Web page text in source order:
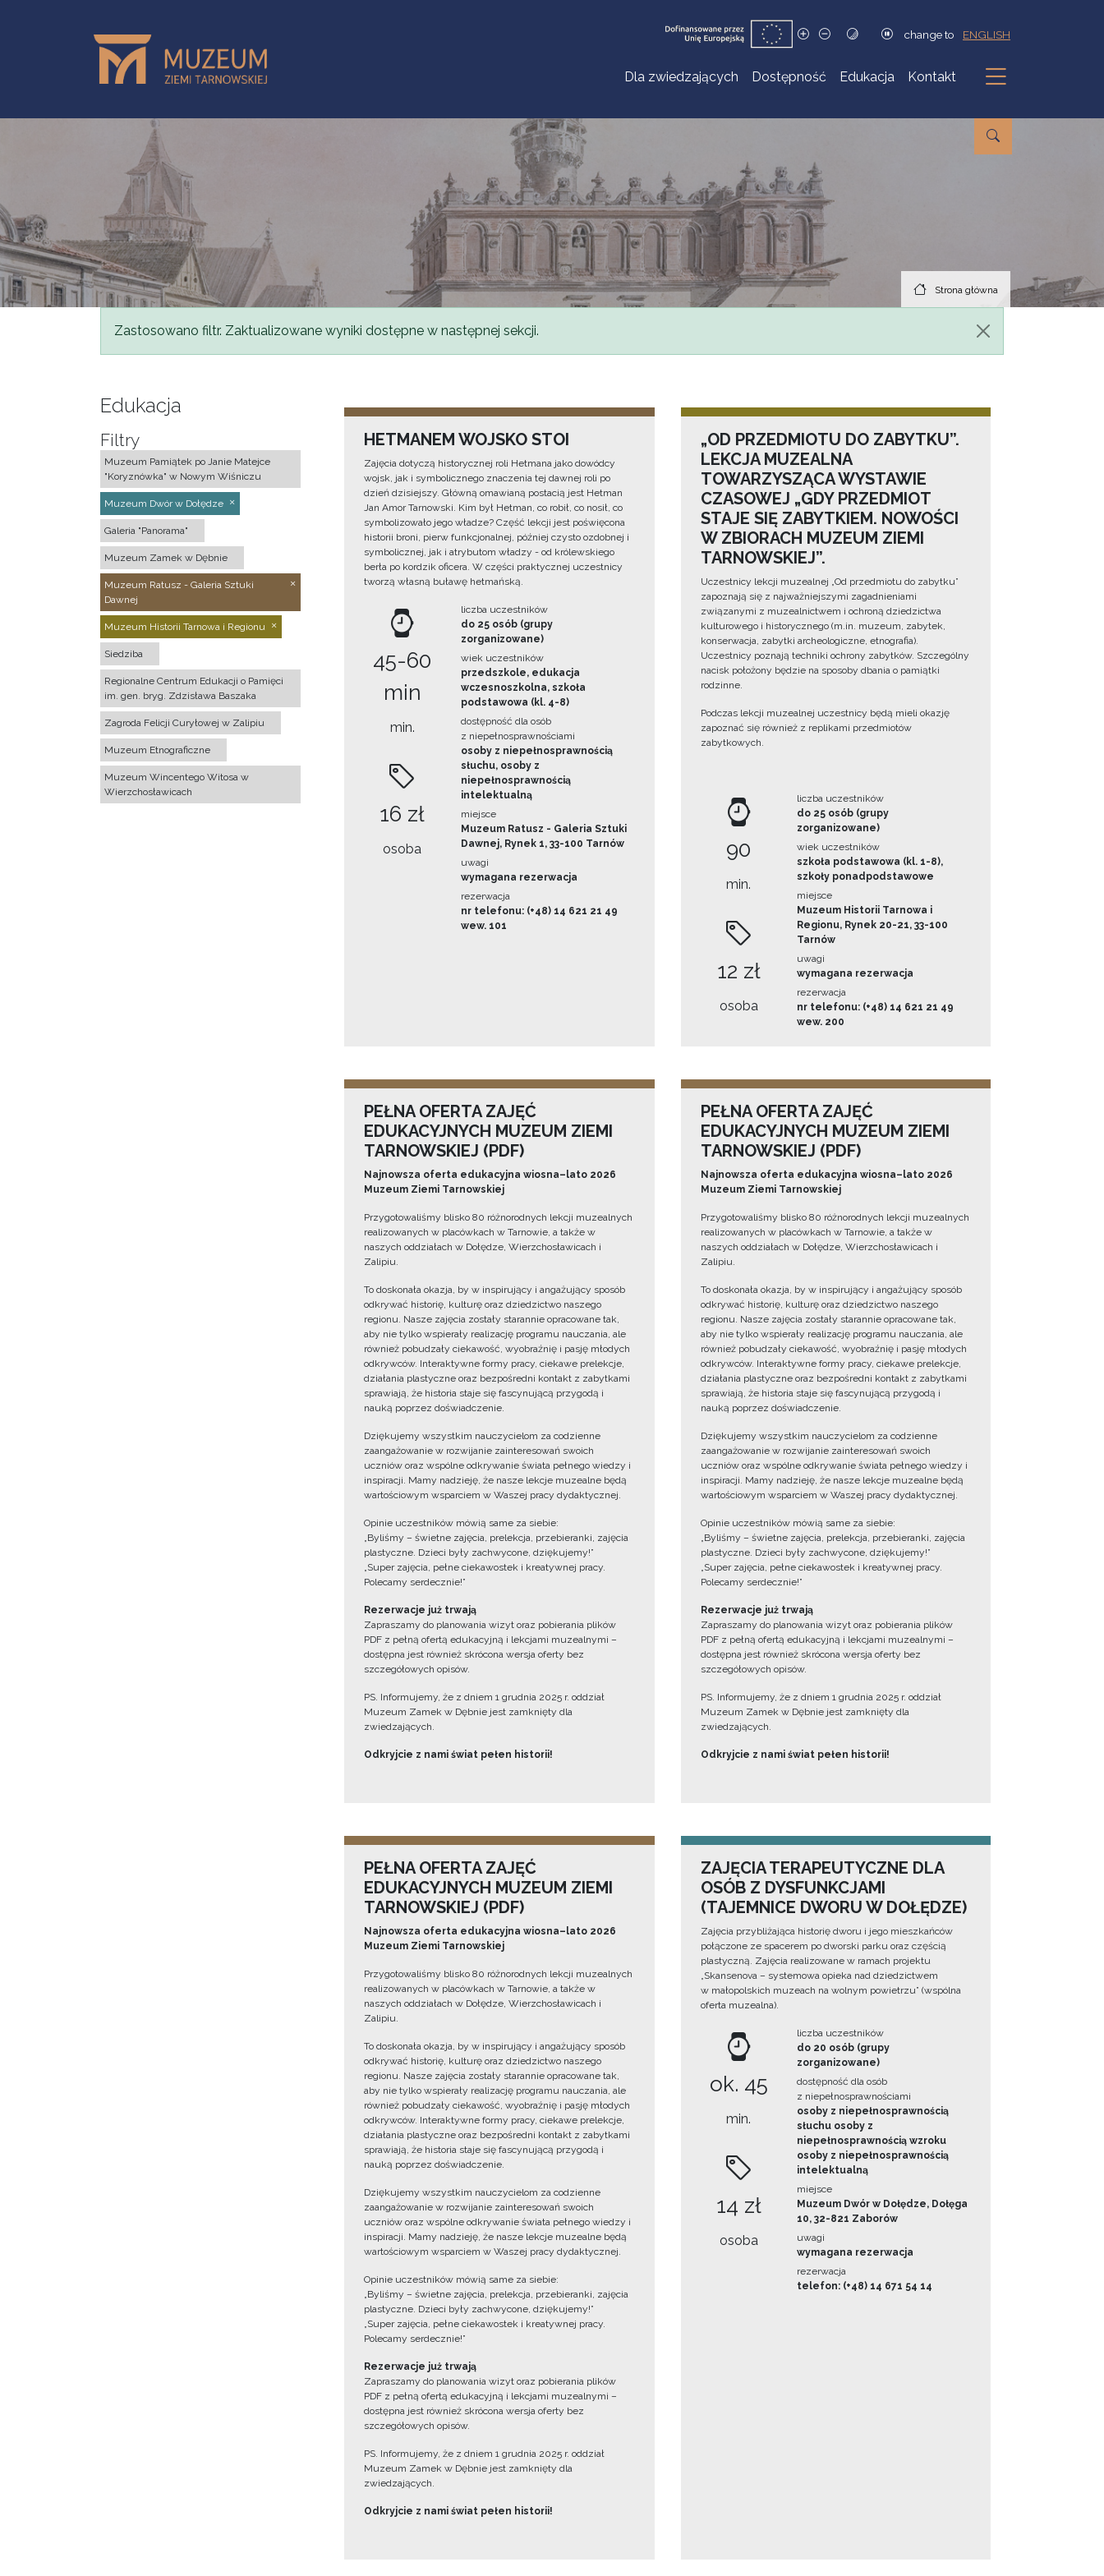
change to ENGLISH
Dla zwiedzających Dostępność Edukacja Kontakt
Podmenu
Strona główna
Komunikat
Zastosowano filtr. Zaktualizowane wyniki dostępne w następnej sekcji.
Edukacja
Filtry
Muzeum Pamiątek po Janie Matejce
"Koryznówka" w Nowym Wiśniczu
Muzeum Dwór w Dołędze
Galeria "Panorama"
Muzeum Zamek w Dębnie
Muzeum Ratusz - Galeria Sztuki
Dawnej
Muzeum Historii Tarnowa i Regionu
Siedziba
Regionalne Centrum Edukacji o Pamięci
im. gen. bryg. Zdzisława Baszaka
Zagroda Felicji Curyłowej w Zalipiu
Muzeum Etnograficzne
Muzeum Wincentego Witosa w
Wierzchosławicach
HETMANEM WOJSKO STOI
Zajęcia dotyczą historycznej roli Hetmana jako dowódcy
wojsk, jak i symbolicznego znaczenia tej dawnej roli po
dzień dzisiejszy. Główną omawianą postacią jest Hetman
Jan Amor Tarnowski. Kim był Hetman, co robił, co nosił, co
symbolizowało jego władze? Część lekcji jest poświęcona
historii broni, pierw funkcjonalnej, później czysto ozdobnej i
symbolicznej, jak i atrybutom władzy - od królewskiego
berła po kordzik oficera. W części praktycznej uczestnicy
tworzą własną buławę hetmańską.
45-60
min
min.
16 zł
osoba
liczba uczestników
do 25 osób (grupy
zorganizowane)
wiek uczestników
przedszkole, edukacja
wczesnoszkolna, szkoła
podstawowa (kl. 4-8)
dostępność dla osób
z niepełnosprawnościami
osoby z niepełnosprawnością
słuchu, osoby z
niepełnosprawnością
intelektualną
miejsce
Muzeum Ratusz - Galeria Sztuki
Dawnej, Rynek 1, 33-100 Tarnów
uwagi
wymagana rezerwacja
rezerwacja
nr telefonu: (+48) 14 621 21 49
wew. 101
„OD PRZEDMIOTU DO ZABYTKU”.
LEKCJA MUZEALNA
TOWARZYSZĄCA WYSTAWIE
CZASOWEJ „GDY PRZEDMIOT
STAJE SIĘ ZABYTKIEM. NOWOŚCI
W ZBIORACH MUZEUM ZIEMI
TARNOWSKIEJ”.
Uczestnicy lekcji muzealnej „Od przedmiotu do zabytku”
zapoznają się z najważniejszymi zagadnieniami
związanymi z muzealnictwem i ochroną dziedzictwa
kulturowego i historycznego (m.in. muzeum, zabytek,
konserwacja, zabytki archeologiczne, etnografia).
Uczestnicy poznają techniki ochrony zabytków. Szczególny
nacisk położony będzie na sposoby dbania o pamiątki
rodzinne.
Podczas lekcji muzealnej uczestnicy będą mieli okazję
zapoznać się również z replikami przedmiotów
zabytkowych.
90
min.
12 zł
osoba
liczba uczestników
do 25 osób (grupy
zorganizowane)
wiek uczestników
szkoła podstawowa (kl. 1-8),
szkoły ponadpodstawowe
miejsce
Muzeum Historii Tarnowa i
Regionu, Rynek 20-21, 33-100
Tarnów
uwagi
wymagana rezerwacja
rezerwacja
nr telefonu: (+48) 14 621 21 49
wew. 200
PEŁNA OFERTA ZAJĘĆ
EDUKACYJNYCH MUZEUM ZIEMI
TARNOWSKIEJ (PDF)
Najnowsza oferta edukacyjna wiosna–lato 2026
Muzeum Ziemi Tarnowskiej
Przygotowaliśmy blisko 80 różnorodnych lekcji muzealnych
realizowanych w placówkach w Tarnowie, a także w
naszych oddziałach w Dołędze, Wierzchosławicach i
Zalipiu.
To doskonała okazja, by w inspirujący i angażujący sposób
odkrywać historię, kulturę oraz dziedzictwo naszego
regionu. Nasze zajęcia zostały starannie opracowane tak,
aby nie tylko wspierały realizację programu nauczania, ale
również pobudzały ciekawość, wyobraźnię i pasję młodych
odkrywców. Interaktywne formy pracy, ciekawe prelekcje,
działania plastyczne oraz bezpośredni kontakt z zabytkami
sprawiają, że historia staje się fascynującą przygodą i
nauką poprzez doświadczenie.
Dziękujemy wszystkim nauczycielom za codzienne
zaangażowanie w rozwijanie zainteresowań swoich
uczniów oraz wspólne odkrywanie świata pełnego wiedzy i
inspiracji. Mamy nadzieję, że nasze lekcje muzealne będą
wartościowym wsparciem w Waszej pracy dydaktycznej.
Opinie uczestników mówią same za siebie:
„Byliśmy – świetne zajęcia, prelekcja, przebieranki, zajęcia
plastyczne. Dzieci były zachwycone, dziękujemy!”
„Super zajęcia, pełne ciekawostek i kreatywnej pracy.
Polecamy serdecznie!”
Rezerwacje już trwają
Zapraszamy do planowania wizyt oraz pobierania plików
PDF z pełną ofertą edukacyjną i lekcjami muzealnymi –
dostępna jest również skrócona wersja oferty bez
szczegółowych opisów.
PS. Informujemy, że z dniem 1 grudnia 2025 r. oddział
Muzeum Zamek w Dębnie jest zamknięty dla
zwiedzających.
Odkryjcie z nami świat pełen historii!
PEŁNA OFERTA ZAJĘĆ
EDUKACYJNYCH MUZEUM ZIEMI
TARNOWSKIEJ (PDF)
Najnowsza oferta edukacyjna wiosna–lato 2026
Muzeum Ziemi Tarnowskiej
Przygotowaliśmy blisko 80 różnorodnych lekcji muzealnych
realizowanych w placówkach w Tarnowie, a także w
naszych oddziałach w Dołędze, Wierzchosławicach i
Zalipiu.
To doskonała okazja, by w inspirujący i angażujący sposób
odkrywać historię, kulturę oraz dziedzictwo naszego
regionu. Nasze zajęcia zostały starannie opracowane tak,
aby nie tylko wspierały realizację programu nauczania, ale
również pobudzały ciekawość, wyobraźnię i pasję młodych
odkrywców. Interaktywne formy pracy, ciekawe prelekcje,
działania plastyczne oraz bezpośredni kontakt z zabytkami
sprawiają, że historia staje się fascynującą przygodą i
nauką poprzez doświadczenie.
Dziękujemy wszystkim nauczycielom za codzienne
zaangażowanie w rozwijanie zainteresowań swoich
uczniów oraz wspólne odkrywanie świata pełnego wiedzy i
inspiracji. Mamy nadzieję, że nasze lekcje muzealne będą
wartościowym wsparciem w Waszej pracy dydaktycznej.
Opinie uczestników mówią same za siebie:
„Byliśmy – świetne zajęcia, prelekcja, przebieranki, zajęcia
plastyczne. Dzieci były zachwycone, dziękujemy!”
„Super zajęcia, pełne ciekawostek i kreatywnej pracy.
Polecamy serdecznie!”
Rezerwacje już trwają
Zapraszamy do planowania wizyt oraz pobierania plików
PDF z pełną ofertą edukacyjną i lekcjami muzealnymi –
dostępna jest również skrócona wersja oferty bez
szczegółowych opisów.
PS. Informujemy, że z dniem 1 grudnia 2025 r. oddział
Muzeum Zamek w Dębnie jest zamknięty dla
zwiedzających.
Odkryjcie z nami świat pełen historii!
PEŁNA OFERTA ZAJĘĆ
EDUKACYJNYCH MUZEUM ZIEMI
TARNOWSKIEJ (PDF)
Najnowsza oferta edukacyjna wiosna–lato 2026
Muzeum Ziemi Tarnowskiej
Przygotowaliśmy blisko 80 różnorodnych lekcji muzealnych
realizowanych w placówkach w Tarnowie, a także w
naszych oddziałach w Dołędze, Wierzchosławicach i
Zalipiu.
To doskonała okazja, by w inspirujący i angażujący sposób
odkrywać historię, kulturę oraz dziedzictwo naszego
regionu. Nasze zajęcia zostały starannie opracowane tak,
aby nie tylko wspierały realizację programu nauczania, ale
również pobudzały ciekawość, wyobraźnię i pasję młodych
odkrywców. Interaktywne formy pracy, ciekawe prelekcje,
działania plastyczne oraz bezpośredni kontakt z zabytkami
sprawiają, że historia staje się fascynującą przygodą i
nauką poprzez doświadczenie.
Dziękujemy wszystkim nauczycielom za codzienne
zaangażowanie w rozwijanie zainteresowań swoich
uczniów oraz wspólne odkrywanie świata pełnego wiedzy i
inspiracji. Mamy nadzieję, że nasze lekcje muzealne będą
wartościowym wsparciem w Waszej pracy dydaktycznej.
Opinie uczestników mówią same za siebie:
„Byliśmy – świetne zajęcia, prelekcja, przebieranki, zajęcia
plastyczne. Dzieci były zachwycone, dziękujemy!”
„Super zajęcia, pełne ciekawostek i kreatywnej pracy.
Polecamy serdecznie!”
Rezerwacje już trwają
Zapraszamy do planowania wizyt oraz pobierania plików
PDF z pełną ofertą edukacyjną i lekcjami muzealnymi –
dostępna jest również skrócona wersja oferty bez
szczegółowych opisów.
PS. Informujemy, że z dniem 1 grudnia 2025 r. oddział
Muzeum Zamek w Dębnie jest zamknięty dla
zwiedzających.
Odkryjcie z nami świat pełen historii!
ZAJĘCIA TERAPEUTYCZNE DLA
OSÓB Z DYSFUNKCJAMI
(TAJEMNICE DWORU W DOŁĘDZE)
Zajęcia przybliżająca historię dworu i jego mieszkańców
połączone ze spacerem po dworski parku oraz częścią
plastyczną. Zajęcia realizowane w ramach projektu
„Skansenova – systemowa opieka nad dziedzictwem
w małopolskich muzeach na wolnym powietrzu” (wspólna
oferta muzealna).
ok. 45
min.
14 zł
osoba
liczba uczestników
do 20 osób (grupy
zorganizowane)
dostępność dla osób
z niepełnosprawnościami
osoby z niepełnosprawnością
słuchu osoby z
niepełnosprawnością wzroku
osoby z niepełnosprawnością
intelektualną
miejsce
Muzeum Dwór w Dołędze, Dołęga
10, 32-821 Zaborów
uwagi
wymagana rezerwacja
rezerwacja
telefon: (+48) 14 671 54 14